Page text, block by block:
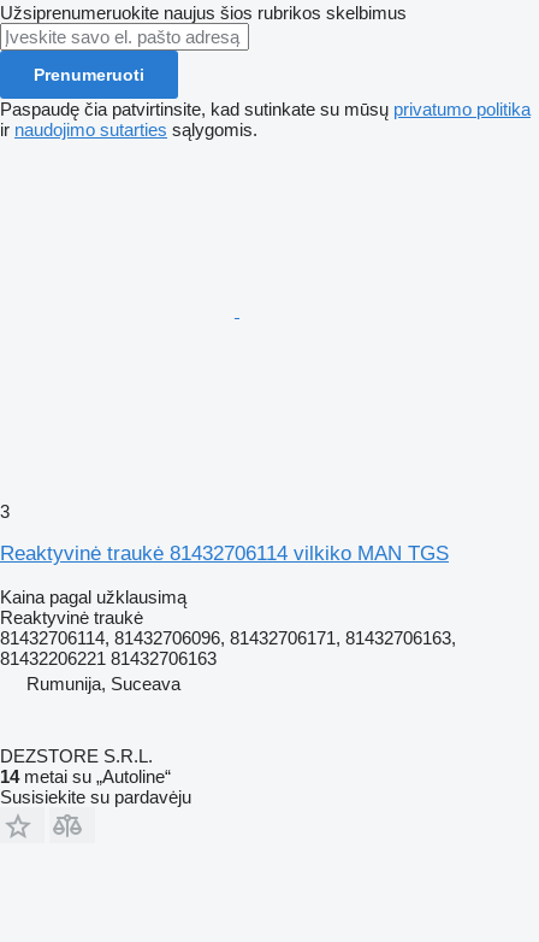
Užsiprenumeruokite naujus šios rubrikos skelbimus
Prenumeruoti
Paspaudę čia patvirtinsite, kad sutinkate su mūsų privatumo politika
ir naudojimo sutarties sąlygomis.
3
Reaktyvinė traukė 81432706114 vilkiko MAN TGS
Kaina pagal užklausimą
Reaktyvinė traukė
81432706114, 81432706096, 81432706171, 81432706163,
81432206221 81432706163
Rumunija, Suceava
DEZSTORE S.R.L.
14metai su „Autoline“
Susisiekite su pardavėju